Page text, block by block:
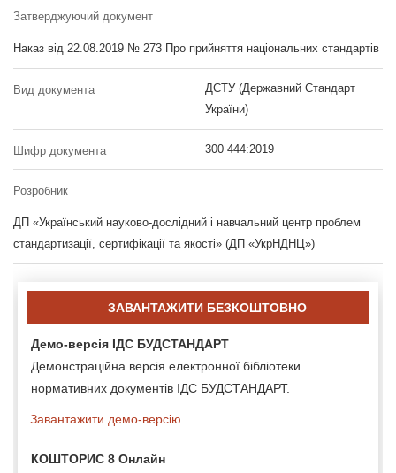
Затверджуючий документ
Наказ від 22.08.2019 № 273 Про прийняття національних стандартів
Вид документа
ДСТУ (Державний Стандарт
України)
Шифр документа 300 444:2019
Розробник
ДП «Український науково-дослідний і навчальний центр проблем
стандартизації, сертифікації та якості» (ДП «УкрНДНЦ»)
ЗАВАНТАЖИТИ БЕЗКОШТОВНО
Демо-версія ІДС БУДСТАНДАРТ
Демонстраційна версія електронної бібліотеки
нормативних документів ІДС БУДСТАНДАРТ.
Завантажити демо-версію
КОШТОРИС 8 Онлайн